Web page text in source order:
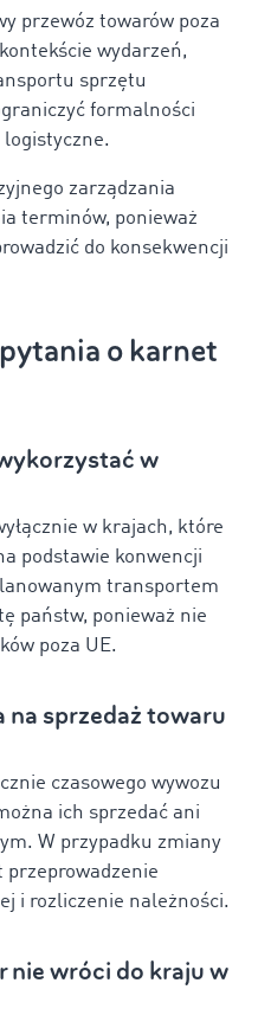
przewóz towarów poza
wydarzeń,
sprzętu
formalności
logistyczne.
zarządzania
terminów, ponieważ
do konsekwencji
o karnet
w
w krajach, które
podstawie konwencji
transportem
państw, ponieważ nie
poza UE.
na sprzedaż towaru
czasowego wywozu
ich sprzedać ani
W przypadku zmiany
przeprowadzenie
i rozliczenie należności.
nie wróci do kraju w